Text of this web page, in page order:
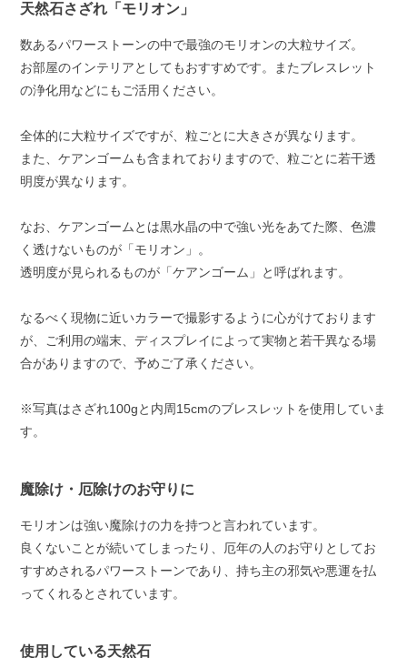
天然石さざれ「モリオン」
数あるパワーストーンの中で最強のモリオンの大粒サイズ。
お部屋のインテリアとしてもおすすめです。またブレスレット
の浄化用などにもご活用ください。
全体的に大粒サイズですが、粒ごとに大きさが異なります。
また、ケアンゴームも含まれておりますので、粒ごとに若干透
明度が異なります。
なお、ケアンゴームとは黒水晶の中で強い光をあてた際、色濃
く透けないものが「モリオン」。
透明度が見られるものが「ケアンゴーム」と呼ばれます。
なるべく現物に近いカラーで撮影するように心がけております
が、ご利用の端末、ディスプレイによって実物と若干異なる場
合がありますので、予めご了承ください。
※写真はさざれ100gと内周15cmのブレスレットを使用していま
す。
魔除け・厄除けのお守りに
モリオンは強い魔除けの力を持つと言われています。
良くないことが続いてしまったり、厄年の人のお守りとしてお
すすめされるパワーストーンであり、持ち主の邪気や悪運を払
ってくれるとされています。
使用している天然石